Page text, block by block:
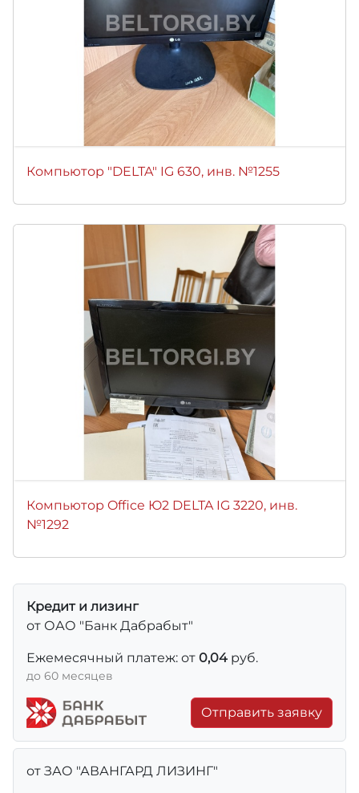
Компьютор "DELTA" IG 630, инв. №1255
Компьютор Office Ю2 DELTA IG 3220, инв.
№1292
Кредит и лизинг
от ОАО "Банк Дабрабыт"
Ежемесячный платеж: от 0,04 руб.
до 60 месяцев
Отправить заявку
от ЗАО "АВАНГАРД ЛИЗИНГ"